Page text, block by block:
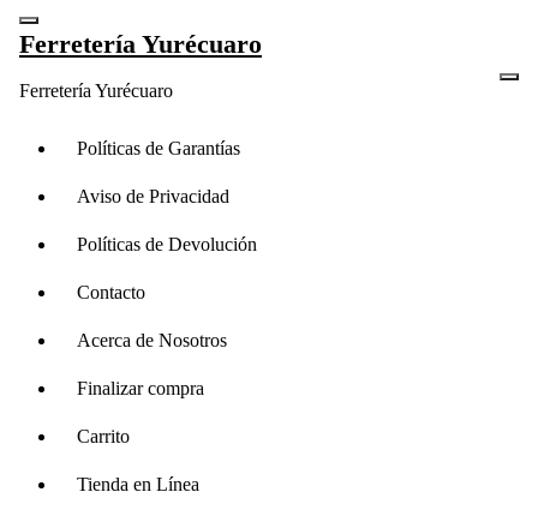
Saltar
Ferretería Yurécuaro
Ferretería Yurécuaro
Políticas de Garantías
Aviso de Privacidad
Políticas de Devolución
Contacto
Acerca de Nosotros
Finalizar compra
Carrito
Tienda en Línea